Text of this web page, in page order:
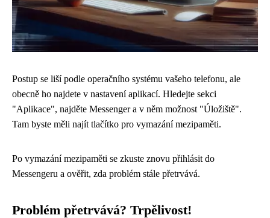
Postup se liší podle operačního systému vašeho telefonu, ale
obecně ho najdete v nastavení aplikací. Hledejte sekci
"Aplikace", najděte Messenger a v něm možnost "Úložiště".
Tam byste měli najít tlačítko pro vymazání mezipaměti.
Po vymazání mezipaměti se zkuste znovu přihlásit do
Messengeru a ověřit, zda problém stále přetrvává.
Problém přetrvává? Trpělivost!